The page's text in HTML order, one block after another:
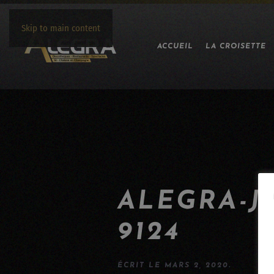
Skip to main content
ACCUEIL LA CROISETTE
ALEGRA-
9124
ÉCRIT LE MARS 2, 2020.